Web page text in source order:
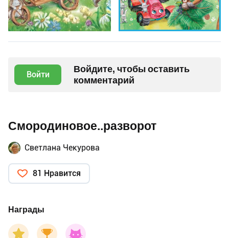
Войти
Войдите, чтобы оставить
комментарий
Смородиновое..разворот
Светлана Чекурова
81 Нравится
Награды